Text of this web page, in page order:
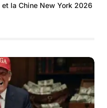
et la Chine New York 2026